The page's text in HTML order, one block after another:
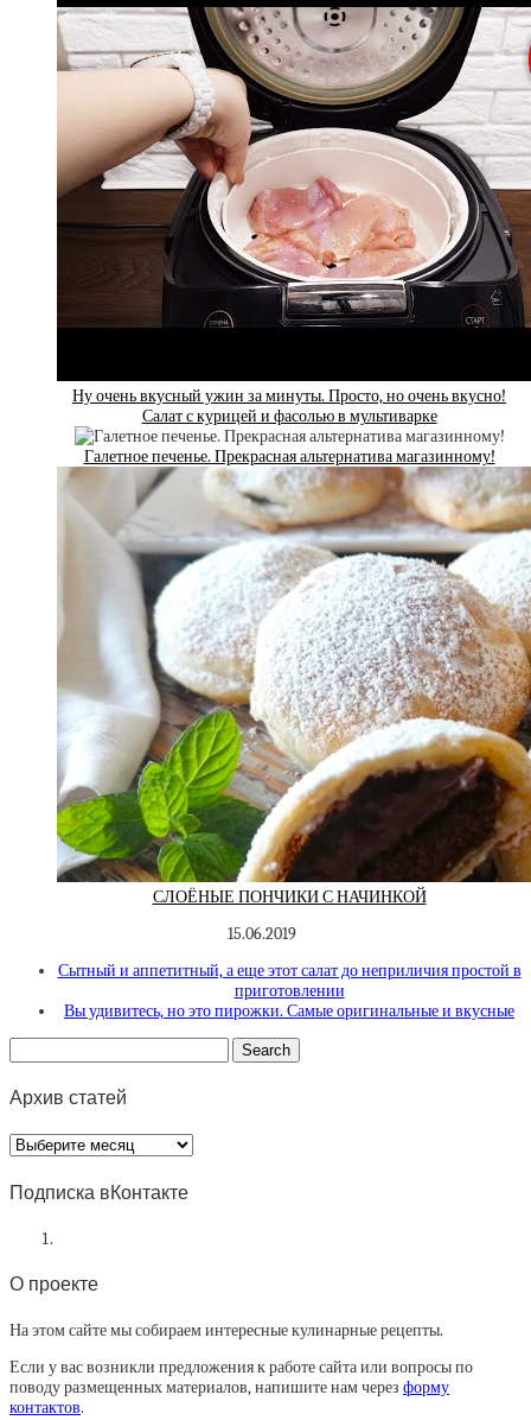
Ну очень вкусный ужин за минуты. Просто, но очень вкусно!
Салат с курицей и фасолью в мультиварке
Галетное печенье. Прекрасная альтернатива магазинному!
СЛОЁНЫЕ ПОНЧИКИ С НАЧИНКОЙ
15.06.2019
Сытный и аппетитный, а еще этот салат до неприличия простой в
приготовлении
Вы удивитесь, но это пирожки. Самые оригинальные и вкусные
Архив статей
Архив
статей
Подписка вКонтакте
О проекте
На этом сайте мы собираем интересные кулинарные рецепты.
Если у вас возникли предложения к работе сайта или вопросы по
поводу размещенных материалов, напишите нам через форму
контактов.